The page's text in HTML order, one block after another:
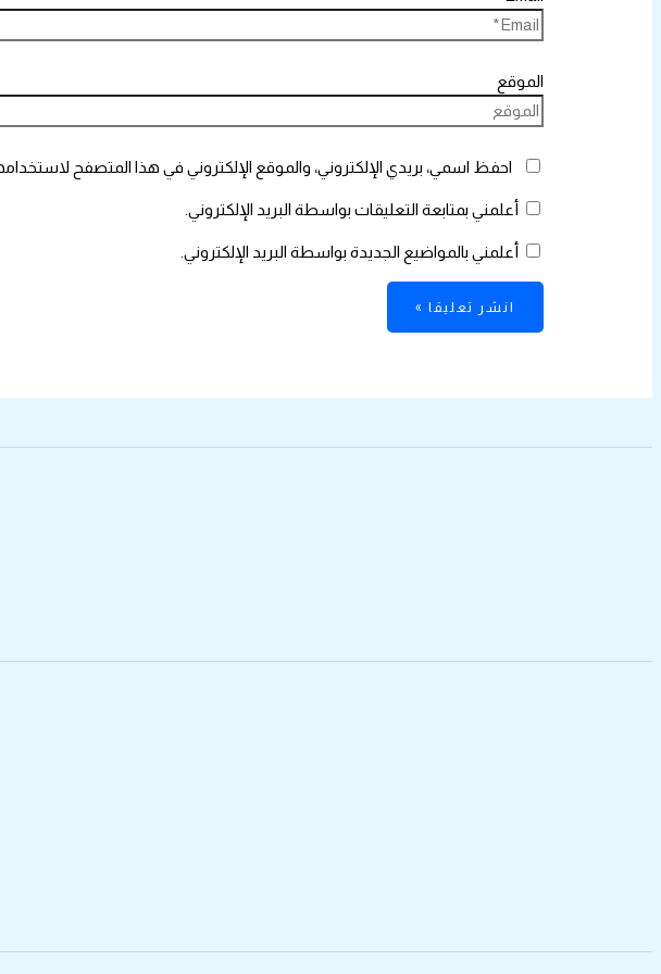
الموقع
احفظ اسمي، بريدي الإلكتروني، والموقع الإلكتروني في هذا المتصفح
أعلمني بمتابعة التعليقات بواسطة البريد الإلكتروني.
أعلمني بالمواضيع الجديدة بواسطة البريد الإلكتروني.